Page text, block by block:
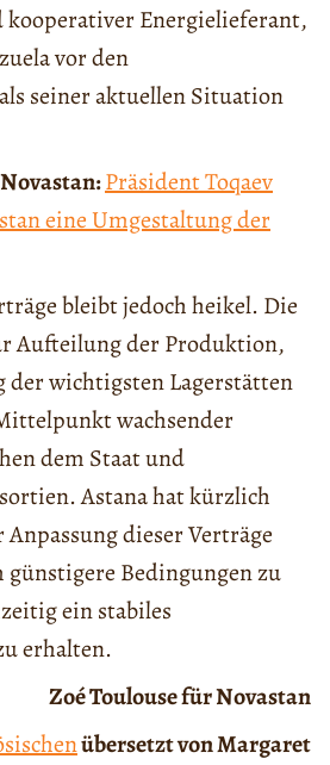
Energielieferant,
vor den
seiner aktuellen Situation
Präsident Toqaev
eine Umgestaltung der
bleibt jedoch heikel. Die
Aufteilung der Produktion,
der wichtigsten Lagerstätten
wachsender
dem Staat und
Astana hat kürzlich
dieser Verträge
Bedingungen zu
ein stabiles
erhalten.
Zoé Toulouse für Novastan
übersetzt von Margaret